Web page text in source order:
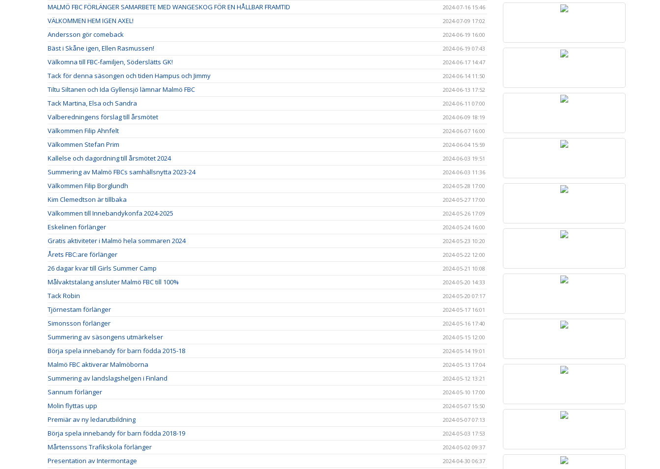
MALMÖ FBC FÖRLÄNGER SAMARBETE MED WANGESKOG FÖR EN HÅLLBAR FRAMTID 2024-07-16 15:46
VÄLKOMMEN HEM IGEN AXEL! 2024-07-09 17:02
Andersson gör comeback 2024-06-19 16:00
Bäst i Skåne igen, Ellen Rasmussen! 2024-06-19 07:43
Välkomna till FBC-familjen, Söderslätts GK! 2024-06-17 14:47
Tack för denna säsongen och tiden Hampus och Jimmy 2024-06-14 11:50
Tiltu Siltanen och Ida Gyllensjö lämnar Malmö FBC 2024-06-13 17:52
Tack Martina, Elsa och Sandra 2024-06-11 07:00
Valberedningens förslag till årsmötet 2024-06-09 18:19
Välkommen Filip Ahnfelt 2024-06-07 16:00
Välkommen Stefan Prim 2024-06-04 15:59
Kallelse och dagordning till årsmötet 2024 2024-06-03 19:51
Summering av Malmö FBCs samhällsnytta 2023-24 2024-06-03 11:36
Välkommen Filip Borglundh 2024-05-28 17:00
Kim Clemedtson är tillbaka 2024-05-27 17:00
Välkommen till Innebandykonfa 2024-2025 2024-05-26 17:09
Eskelinen förlänger 2024-05-24 16:00
Gratis aktiviteter i Malmö hela sommaren 2024 2024-05-23 10:20
Årets FBC:are förlänger 2024-05-22 12:00
26 dagar kvar till Girls Summer Camp 2024-05-21 10:08
Målvaktstalang ansluter Malmö FBC till 100% 2024-05-20 14:33
Tack Robin 2024-05-20 07:17
Tjörnestam förlänger 2024-05-17 16:01
Simonsson förlänger 2024-05-16 17:40
Summering av säsongens utmärkelser 2024-05-15 12:00
Börja spela innebandy för barn födda 2015-18 2024-05-14 19:01
Malmö FBC aktiverar Malmöborna 2024-05-13 17:04
Summering av landslagshelgen i Finland 2024-05-12 13:21
Sannum förlänger 2024-05-10 17:00
Molin flyttas upp 2024-05-07 15:50
Premiär av ny ledarutbildning 2024-05-07 07:13
Börja spela innebandy för barn födda 2018-19 2024-05-03 17:53
Mårtenssons Trafikskola förlänger 2024-05-02 09:37
Presentation av Intermontage 2024-04-30 06:37